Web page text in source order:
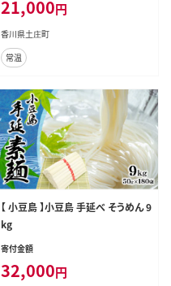
21,000円
香川県土庄町
常温
【 小豆島 】小豆島 手延べ そうめん 9
kg
寄付金額
32,000円